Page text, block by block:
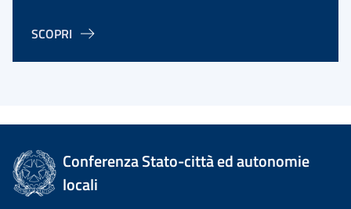
SCOPRI
Conferenza Stato-città ed autonomie
locali